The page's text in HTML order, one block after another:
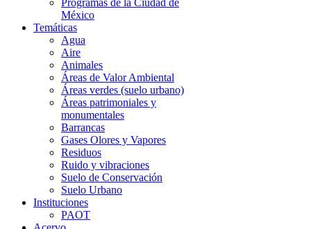
Programas de la Ciudad de
México
Temáticas
Agua
Aire
Animales
Áreas de Valor Ambiental
Áreas verdes (suelo urbano)
Áreas patrimoniales y
monumentales
Barrancas
Gases Olores y Vapores
Residuos
Ruido y vibraciones
Suelo de Conservación
Suelo Urbano
Instituciones
PAOT